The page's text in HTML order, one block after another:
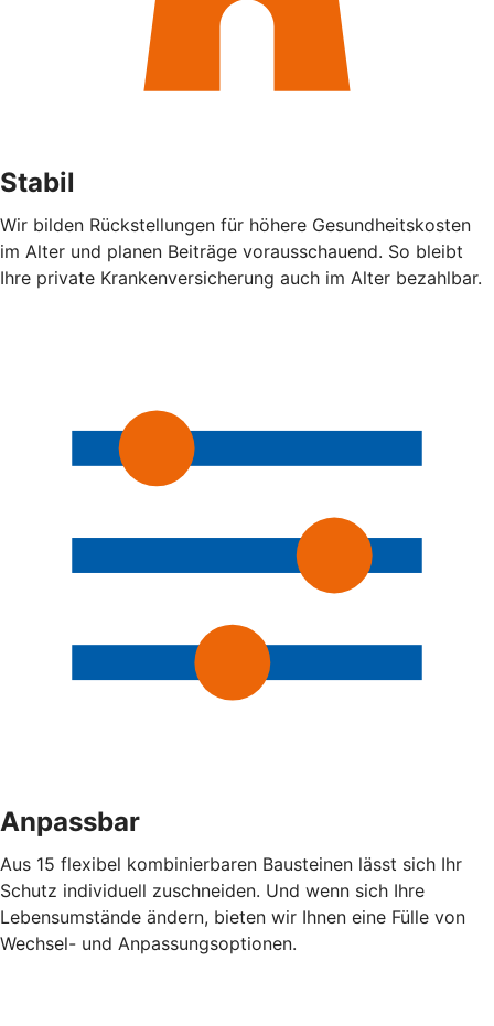
Stabil
Wir bilden Rückstellungen für höhere Gesundheitskosten
im Alter und planen Beiträge vorausschauend. So bleibt
Ihre private Krankenversicherung auch im Alter bezahlbar.
Anpassbar
Aus 15 flexibel kombinierbaren Bausteinen lässt sich Ihr
Schutz individuell zuschneiden. Und wenn sich Ihre
Lebensumstände ändern, bieten wir Ihnen eine Fülle von
Wechsel- und Anpassungsoptionen.